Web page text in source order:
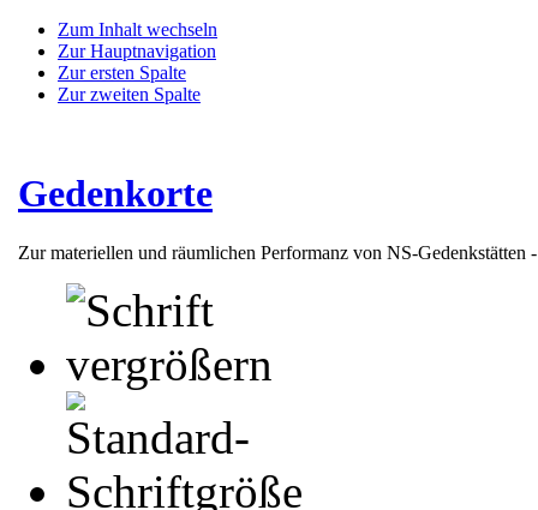
Zum Inhalt wechseln
Zur Hauptnavigation
Zur ersten Spalte
Zur zweiten Spalte
Gedenkorte
Zur materiellen und räumlichen Performanz von NS-Gedenkstätten